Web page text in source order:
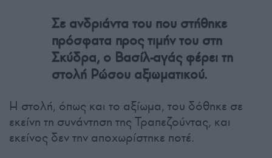
Σε ανδριάντα του που στήθηκε
πρόσφατα προς τιμήν του στη
Σκύδρα, ο Βασίλ-αγάς φέρει τη
στολή Ρώσου αξιωματικού.
Η στολή, όπως και το αξίωμα, του δόθηκε σε
εκείνη τη συνάντηση της Τραπεζούντας, και
εκείνος δεν την αποχωρίστηκε ποτέ.